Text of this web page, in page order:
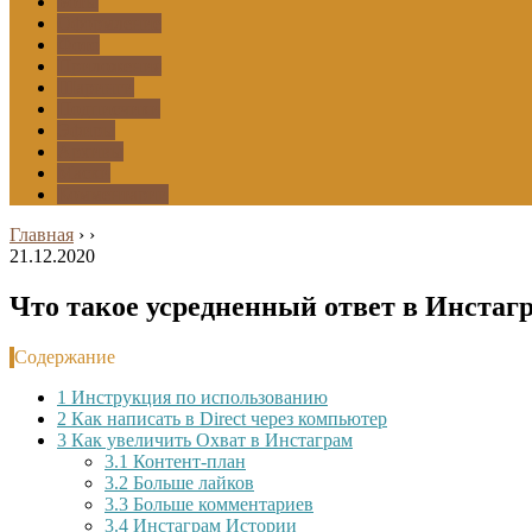
Главная › ›
21.12.2020
Что такое усредненный ответ в
Содержание
1 Инструкция по использованию
2 Как написать в Direct через компьютер
3 Как увеличить Охват в Инстаграм
3.1 Контент-план
3.2 Больше лайков
3.3 Больше комментариев
3.4 Инстаграм Истории